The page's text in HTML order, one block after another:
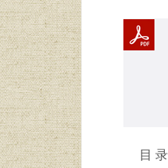
目 录